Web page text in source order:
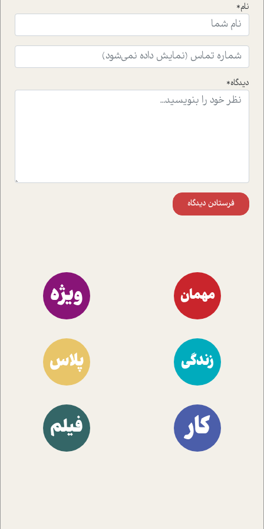
ای که به زندگی شگفت انگیز جین گودال و تاثیرات کاوش های
ایشان در حوزه ی شامپانزه ها بر زندگی امروزی ما نگاهی
افکنده است.فصل اتاق 333 شما را پای صحبت یک تجربه ی
واقعی در ارتباط با اختلال شخصیت اسکزوئید و مشکلات و نیز
راهکارهای حل آن قرار می دهد که در اتاق درمان اتفاق افتاده
موثرترین راهکارهای استفاده از هوش مصنوعی در حوزه های
نام*
دیدگاه*
فرستادن دیدگاه
مهمان ویژه
زندگی پلاس
کار فیلم